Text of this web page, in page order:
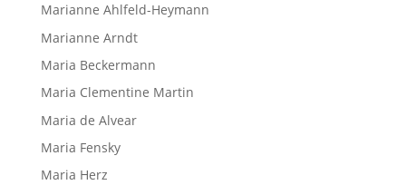
Marianne Ahlfeld-Heymann
Marianne Arndt
Maria Beckermann
Maria Clementine Martin
Maria de Alvear
Maria Fensky
Maria Herz